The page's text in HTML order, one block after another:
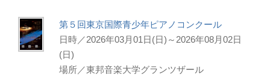
第５回東京国際青少年ピアノコンクール
日時／2026年03月01日(日)～2026年08月02日
(日)
場所／東邦音楽大学グランツザール